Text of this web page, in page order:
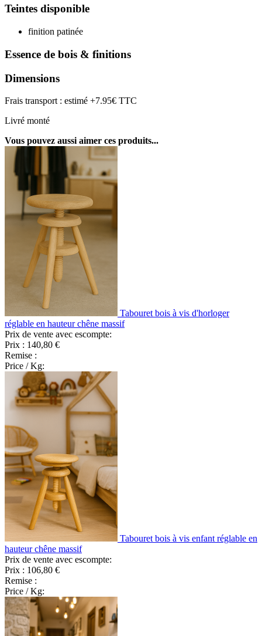
Teintes disponible
finition patinée
Essence de bois & finitions
Dimensions
Frais transport : estimé +7.95€ TTC
Livré monté
Vous pouvez aussi aimer ces produits...
Tabouret bois à vis d'horloger
réglable en hauteur chêne massif
Prix de vente avec escompte:
Prix : 140,80 €
Remise :
Price / Kg:
Tabouret bois à vis enfant réglable en
hauteur chêne massif
Prix de vente avec escompte:
Prix : 106,80 €
Remise :
Price / Kg: